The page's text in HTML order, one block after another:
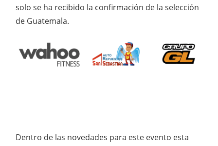
solo se ha recibido la confirmación de la selección
de Guatemala.
Dentro de las novedades para este evento esta